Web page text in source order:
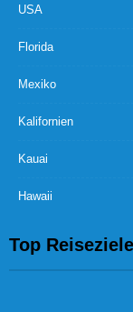
USA
Florida
Mexiko
Kalifornien
Kauai
Hawaii
Top